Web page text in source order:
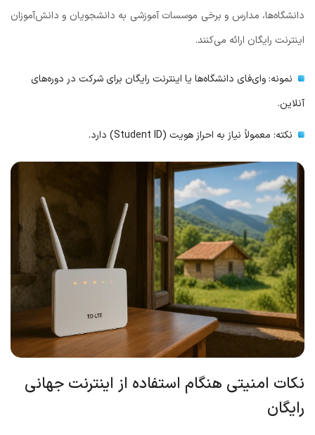
دانشگاه‌ها، مدارس و برخی موسسات آموزشی به دانشجویان و دانش‌آموزان
اینترنت رایگان ارائه می‌کنند.
نمونه: وای‌فای دانشگاه‌ها یا اینترنت رایگان برای شرکت در دوره‌های
آنلاین.
نکته: معمولاً نیاز به احراز هویت (Student ID) دارد.
نکات امنیتی هنگام استفاده از اینترنت جهانی
رایگان